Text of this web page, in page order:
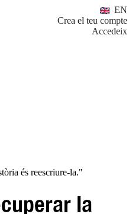
EN
Crea el teu compte
Accedeix
és reescriure-la."